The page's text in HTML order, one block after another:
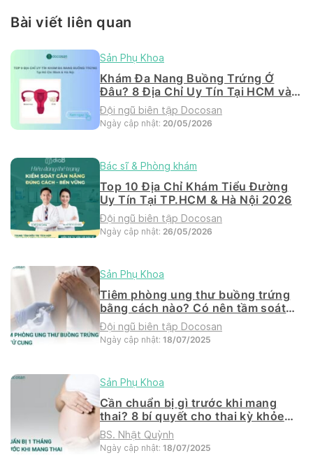
Bài viết liên quan
Sản Phụ Khoa
Khám Đa Nang Buồng Trứng Ở
Đâu? 8 Địa Chỉ Uy Tín Tại HCM và
Hà Nội 2026
Đội ngũ biên tập Docosan
Ngày cập nhật: 20/05/2026
Bác sĩ & Phòng khám
Top 10 Địa Chỉ Khám Tiểu Đường
Uy Tín Tại TP.HCM & Hà Nội 2026
Đội ngũ biên tập Docosan
Ngày cập nhật: 26/05/2026
Sản Phụ Khoa
Tiêm phòng ung thư buồng trứng
bằng cách nào? Có nên tầm soát
khi tiêm
Đội ngũ biên tập Docosan
Ngày cập nhật: 18/07/2025
Sản Phụ Khoa
Cần chuẩn bị gì trước khi mang
thai? 8 bí quyết cho thai kỳ khỏe
mạnh
BS. Nhật Quỳnh
Ngày cập nhật: 18/07/2025